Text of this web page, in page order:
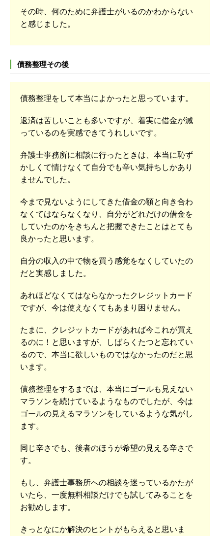
その時、何のために弁護士がいるのかわからない
と感じました。
債務整理その後
債務整理をして本当によかったと思っています。
返済は苦しいことも多いですが、着実に借金が減
っているのを実感できてうれしいです。
弁護士事務所に相談に行ったときは、本当に恥ず
かしくて情けなくて自分でも辛い気持ちしかあり
ませんでした。
今まで見ないようにしてきた借金の額と向き合わ
なくてはならなくなり、自分がどれだけの借金を
していたのかをきちんと把握できたことはとても
良かったと思います。
自分の収入の中で物を買う感覚をなくしていたの
だと実感しました。
あれほどなくてはならなかったクレジットカード
ですが、今は使えなくてもあまり困りません。
たまに、クレジットカードがあれば今これが買え
るのに！と思いますが、しばらくたつと忘れてい
るので、本当に欲しいものではなかったのだと思
います。
債務整理をするまでは、本当にゴールも見えない
マラソンを続けているようなものでしたが、今は
ゴールの見えるマラソンをしているような気がし
ます。
同じ辛さでも、後者のほうが希望の見える辛さで
す。
もし、弁護士事務所への相談を迷っているかたが
いたら、一度無料相談だけでも試してみることを
お勧めします。
きっとなにか解決のヒントがもらえると思いま